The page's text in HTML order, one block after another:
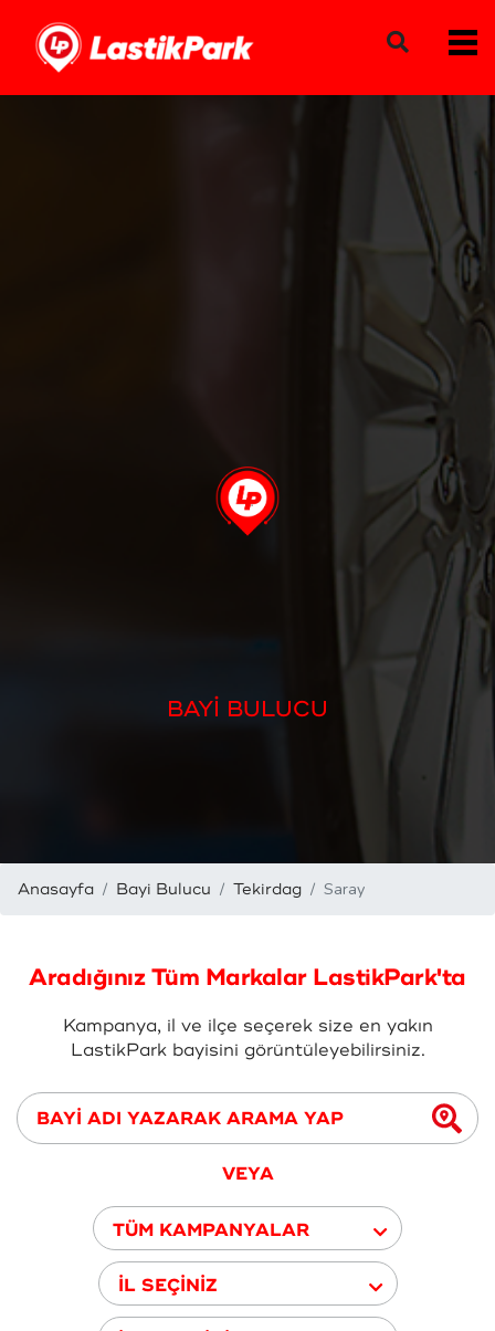
BAYİ BULUCU
Anasayfa Bayi Bulucu Tekirdag Saray
Aradığınız Tüm Markalar LastikPark'ta
Kampanya, il ve ilçe seçerek size en yakın
LastikPark bayisini görüntüleyebilirsiniz.
VEYA
TÜM KAMPANYALAR
İL SEÇİNİZ